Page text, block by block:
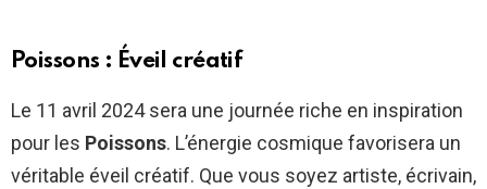
Poissons : Éveil créatif
Le 11 avril 2024 sera une journée riche en inspiration
pour les Poissons. L’énergie cosmique favorisera un
véritable éveil créatif. Que vous soyez artiste, écrivain,